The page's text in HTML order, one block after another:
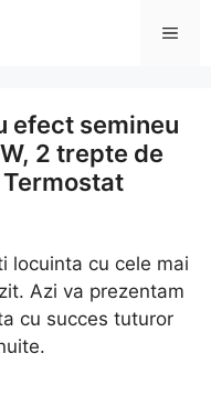
efect semineu
2 trepte de
locuinta cu cele mai
Azi va prezentam
cu succes tuturor